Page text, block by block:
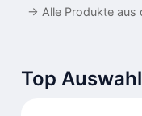
→ Alle Produkte aus
Top